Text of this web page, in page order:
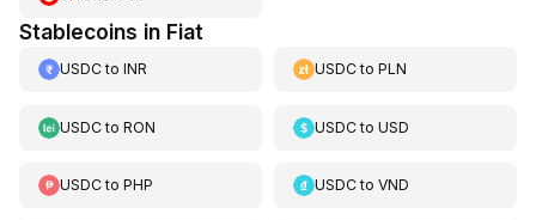
Stablecoins in Fiat
USDCto INR USDCtoPLN
USDCto RON USDCtoUSD
USDCto PHP USDCtoVND